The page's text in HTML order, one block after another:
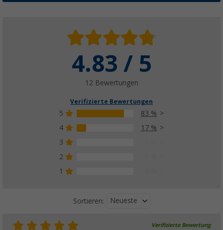
4.83 / 5
12 Bewertungen
Verifizierte Bewertungen
5
83 %
4
17 %
3
2
1
Sortieren: Neueste
Verifizierte Bewertung